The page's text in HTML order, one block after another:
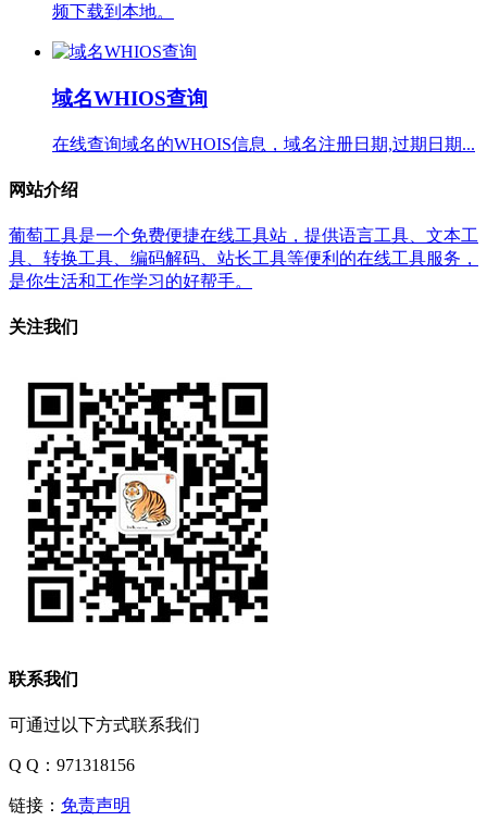
频下载到本地。
域名WHIOS查询
在线查询域名的WHOIS信息，域名注册日期,过期日期...
网站介绍
葡萄工具是一个免费便捷在线工具站，提供语言工具、文本工
具、转换工具、编码解码、站长工具等便利的在线工具服务，
是你生活和工作学习的好帮手。
关注我们
联系我们
可通过以下方式联系我们
Q Q：971318156
链接： 免责声明